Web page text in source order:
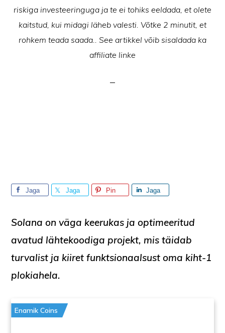
riskiga investeeringuga ja te ei tohiks eeldada, et olete
kaitstud, kui midagi läheb valesti. Võtke 2 minutit, et
rohkem teada saada.. See artikkel võib sisaldada ka
affiliate linke
Jaga Jaga Pin Jaga
Solana on väga keerukas ja optimeeritud
avatud lähtekoodiga projekt, mis täidab
turvalist ja kiiret funktsionaalsust oma kiht-1
plokiahela.
Enamik Coins